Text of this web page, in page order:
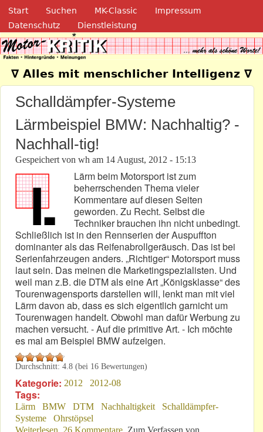
Direkt zum Inhalt
Navigation
Start Suchen MK-Classic
Impressum
Datenschutz
Dienstleistung
Motor-Kritik.de
∇ Alles mit menschlicher Intelligenz ∇
Schalldämpfer-Systeme
Lärmbeispiel BMW: Nachhaltig? -
Nachhall-tig!
Gespeichert von wh am 14 August, 2012 - 15:13
Lärm beim Motorsport ist zum
beherrschenden Thema vieler
Kommentare auf diesen Seiten
geworden. Zu Recht. Selbst die
Techniker brauchen ihn nicht unbedingt.
Schließlich ist in den Rennserien der Auspuffton
dominanter als das Reifenabrollgeräusch. Das ist bei
Serienfahrzeugen anders. „Richtiger“ Motorsport muss
laut sein. Das meinen die Marketingspezialisten. Und
weil man z.B. die DTM als eine Art „Königsklasse“ des
Tourenwagensports darstellen will, lenkt man mit viel
Lärm davon ab, dass es sich eigentlich garnicht um
Tourenwagen handelt. Obwohl man dafür Werbung zu
machen versucht. - Auf die primitive Art. - Ich möchte
es mal am Beispiel BMW aufzeigen.
Durchschnitt: 4.8 (bei 16 Bewertungen)
Kategorie: 2012 2012-08
Tags:
Lärm BMW DTM Nachhaltigkeit
Schalldämpfer-
Systeme
Ohrstöpsel